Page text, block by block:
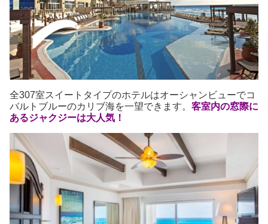
全307室スイートタイプのホテルはオーシャンビューでコ
バルトブルーのカリブ海を一望できます。 客室内の窓際に
あるジャクジーは大人気！